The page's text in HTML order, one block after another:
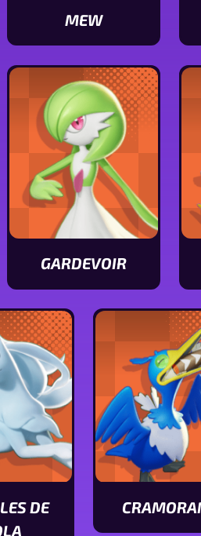
MEW
Ver
características
Mew
GARDEVOIR
Ver
características
de
Gardevoir
DE
Ver